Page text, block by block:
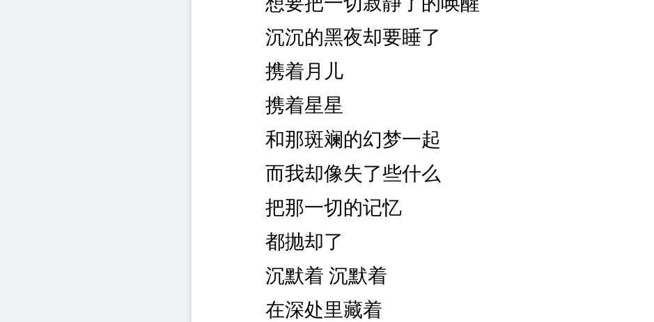
沉沉的黑夜却要睡了
携着月儿
携着星星
和那斑斓的幻梦一起
而我却像失了些什么
把那一切的记忆
都抛却了
沉默着 沉默着
在深处里藏着